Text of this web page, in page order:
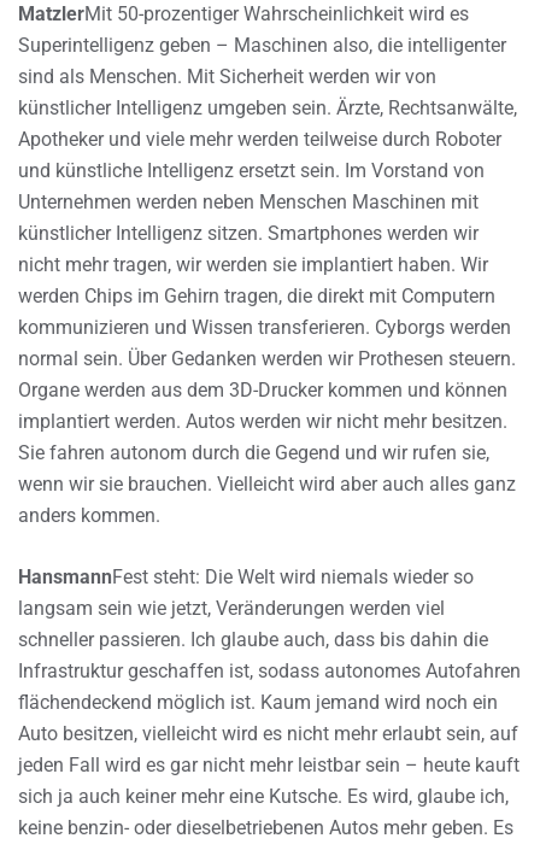
MatzlerMit 50-prozentiger Wahrscheinlichkeit wird es
Superintelligenz geben – Maschinen also, die intelligenter
sind als Menschen. Mit Sicherheit werden wir von
künstlicher Intelligenz umgeben sein. Ärzte, Rechtsanwälte,
Apotheker und viele mehr werden teilweise durch Roboter
und künstliche Intelligenz ersetzt sein. Im Vorstand von
Unternehmen werden neben Menschen Maschinen mit
künstlicher Intelligenz sitzen. Smartphones werden wir
nicht mehr tragen, wir werden sie implantiert haben. Wir
werden Chips im Gehirn tragen, die direkt mit Computern
kommunizieren und Wissen transferieren. Cyborgs werden
normal sein. Über Gedanken werden wir Prothesen steuern.
Organe werden aus dem 3D-Drucker kommen und können
implantiert werden. Autos werden wir nicht mehr besitzen.
Sie fahren autonom durch die Gegend und wir rufen sie,
wenn wir sie brauchen. Vielleicht wird aber auch alles ganz
anders kommen.
HansmannFest steht: Die Welt wird niemals wieder so
langsam sein wie jetzt, Veränderungen werden viel
schneller passieren. Ich glaube auch, dass bis dahin die
Infrastruktur geschaffen ist, sodass autonomes Autofahren
flächendeckend möglich ist. Kaum jemand wird noch ein
Auto besitzen, vielleicht wird es nicht mehr erlaubt sein, auf
jeden Fall wird es gar nicht mehr leistbar sein – heute kauft
sich ja auch keiner mehr eine Kutsche. Es wird, glaube ich,
keine benzin- oder dieselbetriebenen Autos mehr geben. Es